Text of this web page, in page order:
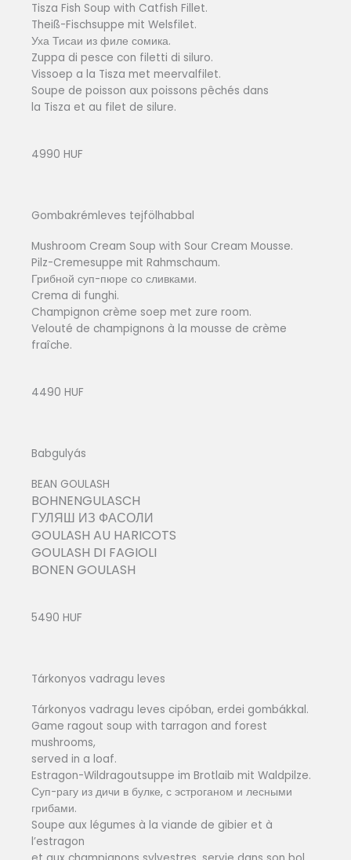
Tisza Fish Soup with Catfish Fillet.
Theiß-Fischsuppe mit Welsfilet.
Уха Тисаи из филе сомика.
Zuppa di pesce con filetti di siluro.
Vissoep a la Tisza met meervalfilet.
Soupe de poisson aux poissons pêchés dans
la Tisza et au filet de silure.
4990 HUF
Gombakrémleves tejfölhabbal
Mushroom Cream Soup with Sour Cream Mousse.
Pilz-Cremesuppe mit Rahmschaum.
Грибной суп-пюре со сливками.
Crema di funghi.
Champignon crème soep met zure room.
Velouté de champignons à la mousse de crème
fraîche.
4490 HUF
Babgulyás
BEAN GOULASH
BOHNENGULASCH
ГУЛЯШ ИЗ ФАСОЛИ
GOULASH AU HARICOTS
GOULASH DI FAGIOLI
BONEN GOULASH
5490 HUF
Tárkonyos vadragu leves
Tárkonyos vadragu leves cipóban, erdei gombákkal.
Game ragout soup with tarragon and forest
mushrooms,
served in a loaf.
Estragon-Wildragoutsuppe im Brotlaib mit Waldpilze.
Суп-рагу из дичи в булке, с эстроганом и лесными
грибами.
Soupe aux légumes à la viande de gibier et à
l’estragon